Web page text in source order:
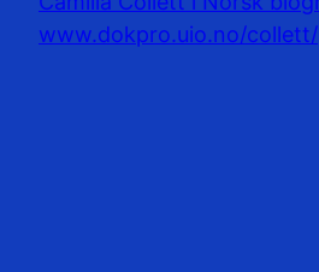
www.dokpro.uio.no/collett/